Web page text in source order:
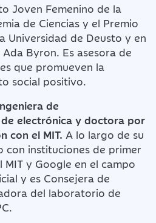
Joven Femenino de la
de Ciencias y el Premio
Universidad de Deusto y en
Byron. Es asesora de
que promueven la
social positivo.
de
electrónica y doctora por
con el MIT. A lo largo de su
con instituciones de primer
MIT y Google en el campo
y es Consejera de
del laboratorio de